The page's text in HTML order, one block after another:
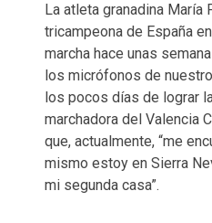
La atleta granadina María
tricampeona de España
marcha hace unas
los micrófonos de
los pocos días de lograr
marchadora del Valencia
que, actualmente, “me
mismo estoy en Sierra
mi segunda casa”.